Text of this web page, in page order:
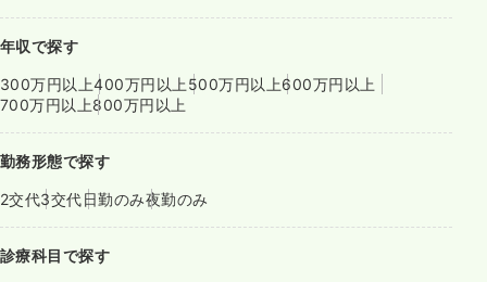
年収で探す
300万円以上400万円以上 500万円以上600万円以上
700万円以上800万円以上
勤務形態で探す
2交代3交代日勤のみ夜勤のみ
診療科目で探す